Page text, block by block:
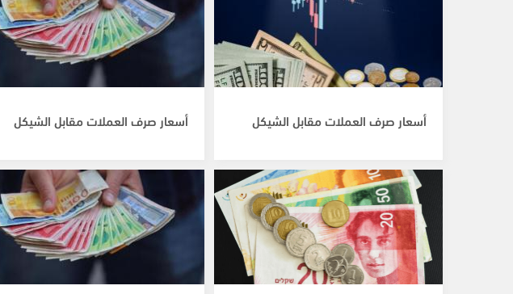
أسعار صرف العملات مقابل الشيكل أسعار صرف العملات مقابل الشيكل